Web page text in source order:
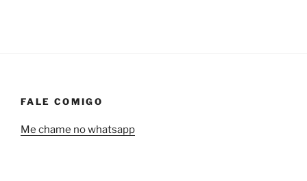
FALE COMIGO
Me chame no whatsapp